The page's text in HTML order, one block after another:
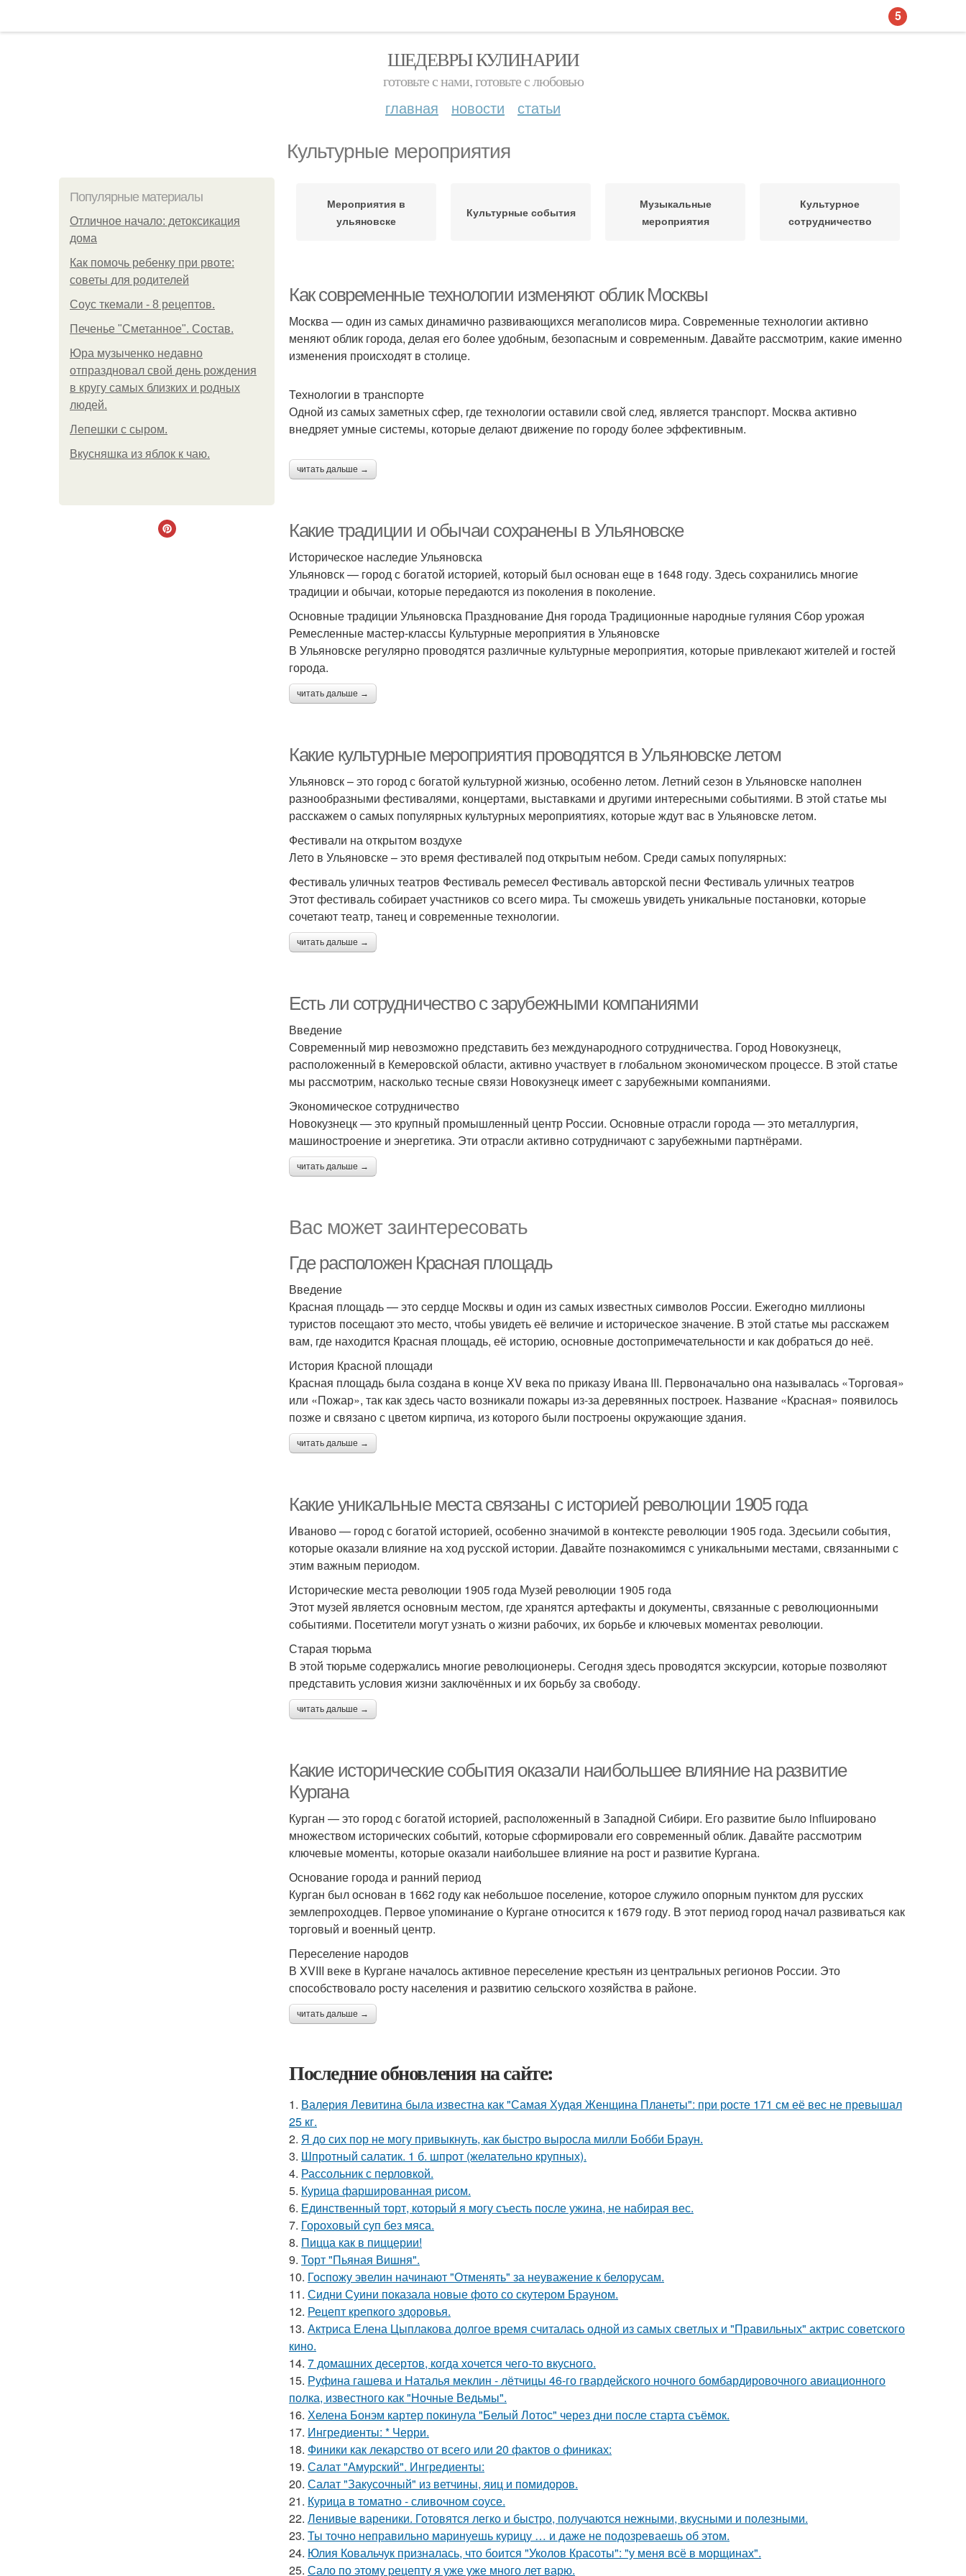
ШЕДЕВРЫ КУЛИНАРИИ
готовьте с нами, готовьте с любовью
главная новости статьи
Культурные мероприятия
Популярные материалы
Отличное начало: детоксикация
дома
Как помочь ребенку при рвоте:
советы для родителей
Соус ткемали - 8 рецептов.
Печенье "Сметанное". Состав.
Юра музыченко недавно
отпраздновал свой день рождения
в кругу самых близких и родных
людей.
Лепешки с сыром.
Вкусняшка из яблок к чаю.
Мероприятия в
ульяновске
Культурные события
Музыкальные
мероприятия
Культурное
сотрудничество
Как современные технологии изменяют облик Москвы
Москва — один из самых динамично развивающихся мегаполисов мира. Современные технологии активно
меняют облик города, делая его более удобным, безопасным и современным. Давайте рассмотрим, какие именно
изменения происходят в столице.
Технологии в транспорте
Одной из самых заметных сфер, где технологии оставили свой след, является транспорт. Москва активно
внедряет умные системы, которые делают движение по городу более эффективным.
читать дальше →
Какие традиции и обычаи сохранены в Ульяновске
Историческое наследие Ульяновска
Ульяновск — город с богатой историей, который был основан еще в 1648 году. Здесь сохранились многие
традиции и обычаи, которые передаются из поколения в поколение.
Основные традиции Ульяновска Празднование Дня города Традиционные народные гуляния Сбор урожая
Ремесленные мастер-классы Культурные мероприятия в Ульяновске
В Ульяновске регулярно проводятся различные культурные мероприятия, которые привлекают жителей и гостей
города.
читать дальше →
Какие культурные мероприятия проводятся в Ульяновске летом
Ульяновск – это город с богатой культурной жизнью, особенно летом. Летний сезон в Ульяновске наполнен
разнообразными фестивалями, концертами, выставками и другими интересными событиями. В этой статье мы
расскажем о самых популярных культурных мероприятиях, которые ждут вас в Ульяновске летом.
Фестивали на открытом воздухе
Лето в Ульяновске – это время фестивалей под открытым небом. Среди самых популярных:
Фестиваль уличных театров Фестиваль ремесел Фестиваль авторской песни Фестиваль уличных театров
Этот фестиваль собирает участников со всего мира. Ты сможешь увидеть уникальные постановки, которые
сочетают театр, танец и современные технологии.
читать дальше →
Есть ли сотрудничество с зарубежными компаниями
Введение
Современный мир невозможно представить без международного сотрудничества. Город Новокузнецк,
расположенный в Кемеровской области, активно участвует в глобальном экономическом процессе. В этой статье
мы рассмотрим, насколько тесные связи Новокузнецк имеет с зарубежными компаниями.
Экономическое сотрудничество
Новокузнецк — это крупный промышленный центр России. Основные отрасли города — это металлургия,
машиностроение и энергетика. Эти отрасли активно сотрудничают с зарубежными партнёрами.
читать дальше →
Вас может заинтересовать
Где расположен Красная площадь
Введение
Красная площадь — это сердце Москвы и один из самых известных символов России. Ежегодно миллионы
туристов посещают это место, чтобы увидеть её величие и историческое значение. В этой статье мы расскажем
вам, где находится Красная площадь, её историю, основные достопримечательности и как добраться до неё.
История Красной площади
Красная площадь была создана в конце XV века по приказу Ивана III. Первоначально она называлась «Торговая»
или «Пожар», так как здесь часто возникали пожары из-за деревянных построек. Название «Красная» появилось
позже и связано с цветом кирпича, из которого были построены окружающие здания.
читать дальше →
Какие уникальные места связаны с историей революции 1905 года
Иваново — город с богатой историей, особенно значимой в контексте революции 1905 года. Здесьили события,
которые оказали влияние на ход русской истории. Давайте познакомимся с уникальными местами, связанными с
этим важным периодом.
Исторические места революции 1905 года Музей революции 1905 года
Этот музей является основным местом, где хранятся артефакты и документы, связанные с революционными
событиями. Посетители могут узнать о жизни рабочих, их борьбе и ключевых моментах революции.
Старая тюрьма
В этой тюрьме содержались многие революционеры. Сегодня здесь проводятся экскурсии, которые позволяют
представить условия жизни заключённых и их борьбу за свободу.
читать дальше →
Какие исторические события оказали наибольшее влияние на развитие
Кургана
Курган — это город с богатой историей, расположенный в Западной Сибири. Его развитие было influировано
множеством исторических событий, которые сформировали его современный облик. Давайте рассмотрим
ключевые моменты, которые оказали наибольшее влияние на рост и развитие Кургана.
Основание города и ранний период
Курган был основан в 1662 году как небольшое поселение, которое служило опорным пунктом для русских
землепроходцев. Первое упоминание о Кургане относится к 1679 году. В этот период город начал развиваться как
торговый и военный центр.
Переселение народов
В XVIII веке в Кургане началось активное переселение крестьян из центральных регионов России. Это
способствовало росту населения и развитию сельского хозяйства в районе.
читать дальше →
Последние обновления на сайте:
1. Валерия Левитина была известна как "Самая Худая Женщина Планеты": при росте 171 см её вес не превышал
25 кг.
2. Я до сих пор не могу привыкнуть, как быстро выросла милли Бобби Браун.
3. Шпротный салатик. 1 б. шпрот (желательно крупных).
4. Рассольник с перловкой.
5. Курица фаршированная рисом.
6. Единственный торт, который я могу съесть после ужина, не набирая вес.
7. Гороховый суп без мяса.
8. Пицца как в пиццерии!
9. Торт "Пьяная Вишня".
10. Госпожу эвелин начинают "Отменять" за неуважение к белорусам.
11. Сидни Суини показала новые фото со скутером Брауном.
12. Рецепт крепкого здоровья.
13. Актриса Елена Цыплакова долгое время считалась одной из самых светлых и "Правильных" актрис советского
кино.
14. 7 домашних десертов, когда хочется чего-то вкусного.
15. Руфина гашева и Наталья меклин - лётчицы 46-го гвардейского ночного бомбардировочного авиационного
полка, известного как "Ночные Ведьмы".
16. Хелена Бонэм картер покинула "Белый Лотос" через дни после старта съёмок.
17. Ингредиенты: * Черри.
18. Финики как лекарство от всего или 20 фактов о финиках:
19. Салат "Амурский". Ингредиенты:
20. Салат "Закусочный" из ветчины, яиц и помидоров.
21. Курица в томатно - сливочном соусе.
22. Ленивые вареники. Готовятся легко и быстро, получаются нежными, вкусными и полезными.
23. Ты точно неправильно маринуешь курицу … и даже не подозреваешь об этом.
24. Юлия Ковальчук призналась, что боится "Уколов Красоты": "у меня всё в морщинах".
25. Сало по этому pецепту я уже уже много лет варю.
5